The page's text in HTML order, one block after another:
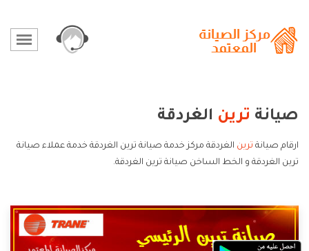
صيانة ترين الغردقة
ارقام صيانة ترين الغردقة مركز خدمة صيانة ترين الغردقة خدمة عملاء صيانة
ترين الغردقة و الخط الساخن صيانة ترين الغردقة.